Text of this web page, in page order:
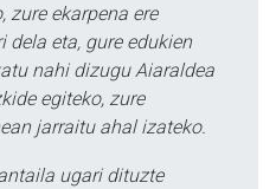
zure ekarpena ere
dela eta, gure edukien
nahi dizugu Aiaraldea
egiteko, zure
jarraitu ahal izateko.
ugari dituzte